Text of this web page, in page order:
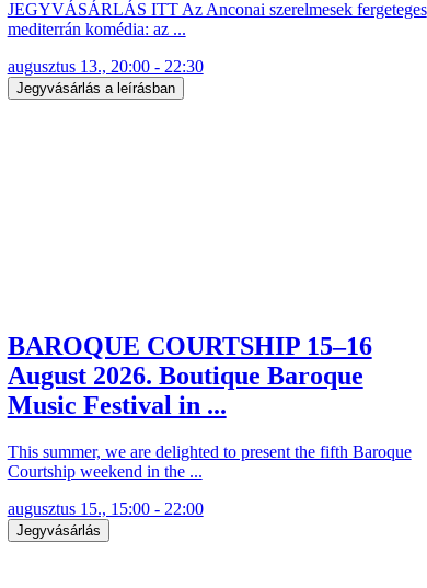
JEGYVÁSÁRLÁS ITT Az Anconai szerelmesek fergeteges
mediterrán komédia: az ...
augusztus 13., 20:00 - 22:30
Jegyvásárlás a leírásban
BAROQUE COURTSHIP 15–16
August 2026. Boutique Baroque
Music Festival in ...
This summer, we are delighted to present the fifth Baroque
Courtship weekend in the ...
augusztus 15., 15:00 - 22:00
Jegyvásárlás